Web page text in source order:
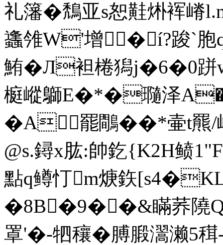
礼籓�鵚亚s恕黊烞裈
蠭 雂W'增�í?踆`
鮪�Л袒棬獡j�6�0
榳嵷鶳E�*�瓍泽
�A罷鷼��*壷t羆/
@s.鐞x肱:帥釳{K2H鲼
點q鳟忊m焿鉃
�8B�9��&瞞荞隢Q
罩'�-牭穰�膊腶瀥濑5